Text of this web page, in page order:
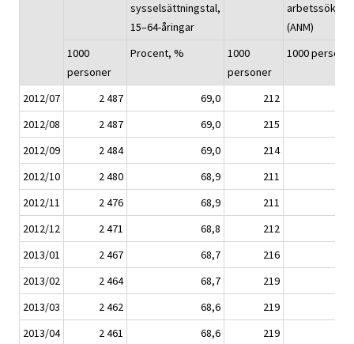
sysselsättningstal,
15–64-åringar
(ANM)
1000
personer
Procent, %
1000
personer
1000
2012/07 2 487 69,0 212
2012/08
2 487 69,0 215
2012/09
2 484 69,0 214
2012/10
2 480 68,9 211
2012/11
2 476 68,9 211
2012/12
2 471 68,8 212
2013/01
2 467 68,7 216
2013/02
2 464 68,7 219
2013/03
2 462 68,6 219
2013/04
2 461 68,6 219